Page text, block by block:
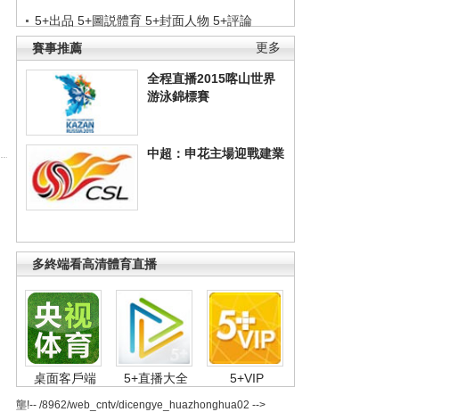
5+出品 5+圖説體育 5+封面人物 5+評論
更多
賽事推薦
全程直播2015喀山世界
游泳錦標賽
中超：申花主場迎戰建業
多終端看高清體育直播
桌面客戶端 5+直播大全 5+VIP
壟!-- /8962/web_cntv/dicengye_huazhonghua02 -->